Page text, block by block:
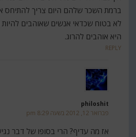
ברמת השכר שלהם היום צריך להתיחס
לא בטוח שכדאי אנשים שאוהבים להיות
היא אוהבים להרוג.
REPLY
philoshit
פברואר 12, 2012 בשעה 8:29 pm